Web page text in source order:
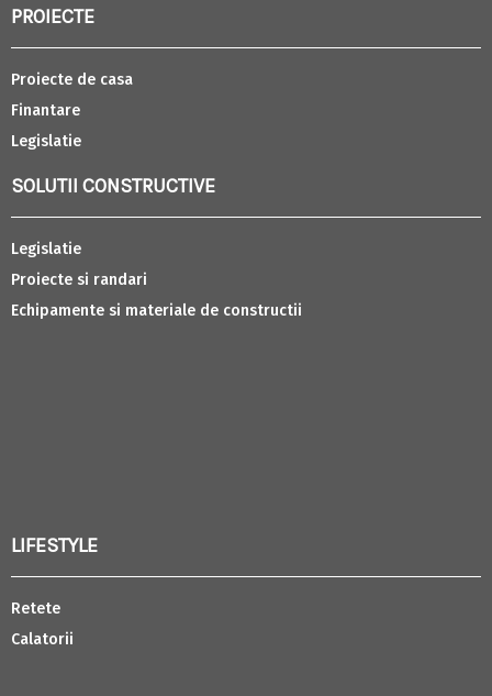
PROIECTE
Proiecte de casa
Finantare
Legislatie
SOLUTII CONSTRUCTIVE
Legislatie
Proiecte si randari
Echipamente si materiale de constructii
LIFESTYLE
Retete
Calatorii